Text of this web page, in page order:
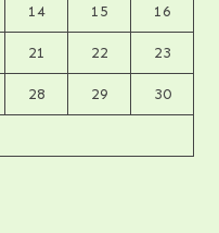
14 15 16
21 22 23
28 29 30